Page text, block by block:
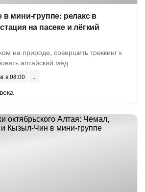
в мини-группе: релакс в
на пасеке и лёгкий
на природе, совершить треккинг к
алтайский мёд
в 08:00